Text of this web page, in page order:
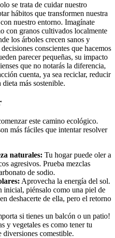
se trata de cuidar nuestro
hábitos que transformen nuestra
nuestro entorno. Imagínate
con granos cultivados localmente
los árboles crecen sanos y
conscientes que hacemos
parecer pequeñas, su impacto
que no notarás la diferencia,
cuenta, ya sea reciclar, reducir
más sostenible.
este camino ecológico.
más fáciles que intentar resolver
naturales: Tu hogar puede oler a
agresivos. Prueba mezclas
de sodio.
Aprovecha la energía del sol.
inicial, piénsalo como una piel de
deshacerte de ella, pero el retorno
si tienes un balcón o un patio!
y vegetales es como tener tu
diversiones comestible.